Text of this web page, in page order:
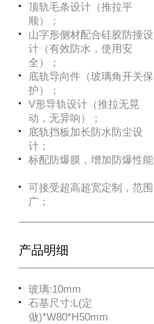
顶轨毛条设计（推拉平
顺）；
山字形侧材配合硅胶防撞设
计（有效防水，使用安
全）；
底轨导向件（玻璃角开关保
护）；
V形导轨设计（推拉无晃
动，无异响）；
底轨挡板加长防水防尘设
计；
标配防爆膜，增加防爆性能
可接受超高超宽定制，范围
广；
产品明细
玻璃:10mm
石基尺寸:L(定
做)*W80*H50mm